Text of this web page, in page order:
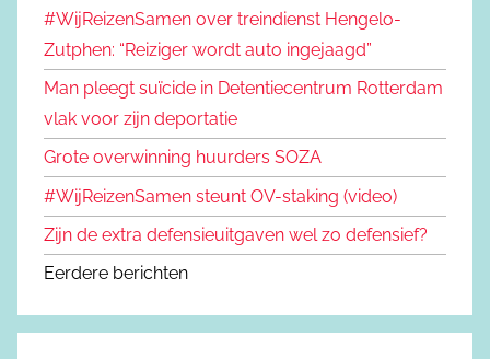
#WijReizenSamen over treindienst Hengelo-
Zutphen: “Reiziger wordt auto ingejaagd”
Man pleegt suïcide in Detentiecentrum Rotterdam
vlak voor zijn deportatie
Grote overwinning huurders SOZA
#WijReizenSamen steunt OV-staking (video)
Zijn de extra defensieuitgaven wel zo defensief?
Eerdere berichten